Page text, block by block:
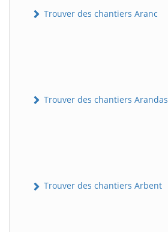
Trouver des chantiers Aranc
Trouver des chantiers Arandas
Trouver des chantiers Arbent